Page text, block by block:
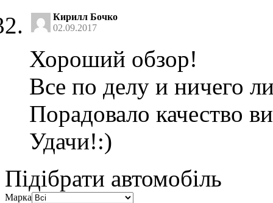
Кирилл Бочко
02.09.2017
Хороший обзор!
Все по делу и ничего
Порадовало качество
Удачи!:)
Підібрати автомобіль
Марка